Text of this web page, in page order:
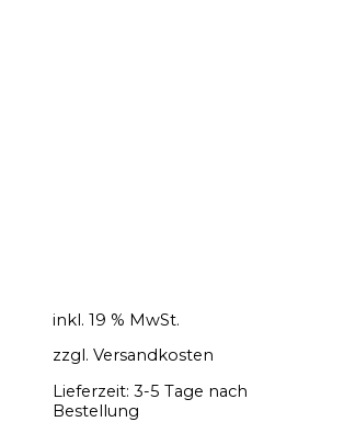
inkl. 19 % MwSt.
zzgl. Versandkosten
Lieferzeit: 3-5 Tage nach
Bestellung